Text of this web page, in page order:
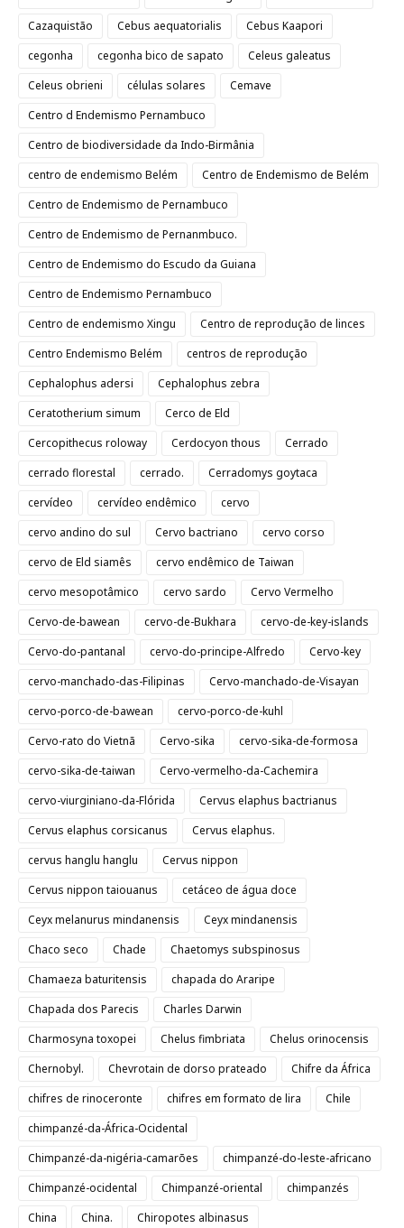
Cazaquistão
Cebus aequatorialis
Cebus Kaapori
cegonha
cegonha bico de sapato
Celeus galeatus
Celeus obrieni
células solares
Cemave
Centro d Endemismo Pernambuco
Centro de biodiversidade da Indo-Birmânia
centro de endemismo Belém
Centro de Endemismo de Belém
Centro de Endemismo de Pernambuco
Centro de Endemismo de Pernanmbuco.
Centro de Endemismo do Escudo da Guiana
Centro de Endemismo Pernambuco
Centro de endemismo Xingu
Centro de reprodução de linces
Centro Endemismo Belém
centros de reprodução
Cephalophus adersi
Cephalophus zebra
Ceratotherium simum
Cerco de Eld
Cercopithecus roloway
Cerdocyon thous
Cerrado
cerrado florestal
cerrado.
Cerradomys goytaca
cervídeo
cervídeo endêmico
cervo
cervo andino do sul
Cervo bactriano
cervo corso
cervo de Eld siamês
cervo endêmico de Taiwan
cervo mesopotâmico
cervo sardo
Cervo Vermelho
Cervo-de-bawean
cervo-de-Bukhara
cervo-de-key-islands
Cervo-do-pantanal
cervo-do-principe-Alfredo
Cervo-key
cervo-manchado-das-Filipinas
Cervo-manchado-de-Visayan
cervo-porco-de-bawean
cervo-porco-de-kuhl
Cervo-rato do Vietnã
Cervo-sika
cervo-sika-de-formosa
cervo-sika-de-taiwan
Cervo-vermelho-da-Cachemira
cervo-viurginiano-da-Flórida
Cervus elaphus bactrianus
Cervus elaphus corsicanus
Cervus elaphus.
cervus hanglu hanglu
Cervus nippon
Cervus nippon taiouanus
cetáceo de água doce
Ceyx melanurus mindanensis
Ceyx mindanensis
Chaco seco
Chade
Chaetomys subspinosus
Chamaeza baturitensis
chapada do Araripe
Chapada dos Parecis
Charles Darwin
Charmosyna toxopei
Chelus fimbriata
Chelus orinocensis
Chernobyl.
Chevrotain de dorso prateado
Chifre da África
chifres de rinoceronte
chifres em formato de lira
Chile
chimpanzé-da-África-Ocidental
Chimpanzé-da-nigéria-camarões
chimpanzé-do-leste-africano
Chimpanzé-ocidental
Chimpanzé-oriental
chimpanzés
China
China.
Chiropotes albinasus